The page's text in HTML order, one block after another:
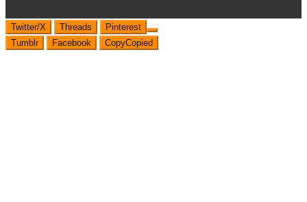
Twitter/X Threads
Pinterest
Tumblr
Facebook CopyCopied